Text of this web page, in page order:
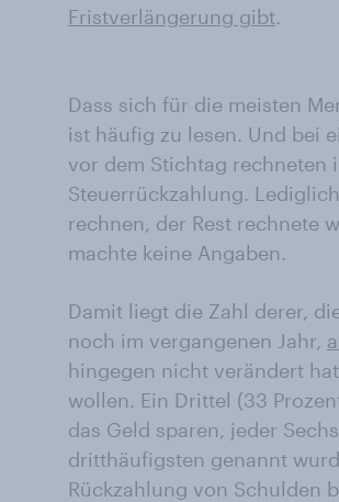
Fristverlängerung gibt.
Dass sich für die meisten
ist häufig zu lesen. Und bei
vor dem Stichtag rechneten
Steuerrückzahlung.
rechnen, der Rest rechnete
machte keine Angaben.
Damit liegt die Zahl derer,
noch im vergangenen Jahr,
hingegen nicht verändert
wollen. Ein Drittel (33
das Geld sparen, jeder
dritthäufigsten genannt
Rückzahlung von Schulden